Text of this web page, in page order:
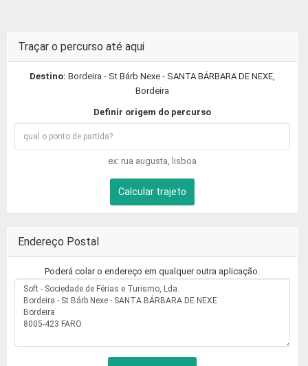
Traçar o percurso até aqui
Destino: Bordeira - St Bárb Nexe - SANTA BÁRBARA DE NEXE,
Bordeira
Definir origem do percurso
ex: rua augusta, lisboa
Calcular trajeto
Endereço Postal
Poderá colar o endereço em qualquer outra aplicação.